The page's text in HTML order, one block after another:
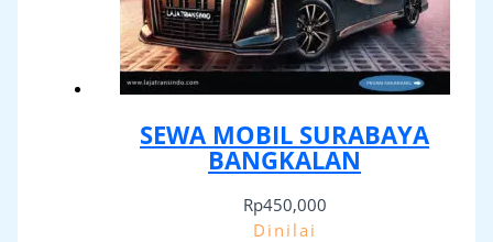
SEWA MOBIL SURABAYA
BANGKALAN
Rp450,000
Dinilai